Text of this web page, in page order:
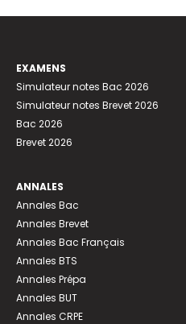
EXAMENS
Simulateur notes Bac 2026
Simulateur notes Brevet 2026
Bac 2026
Brevet 2026
ANNALES
Annales Bac
Annales Brevet
Annales Bac Français
Annales BTS
Annales Prépa
Annales BUT
Annales CRPE